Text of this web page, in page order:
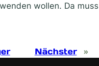
wollen. Da
Nächster »